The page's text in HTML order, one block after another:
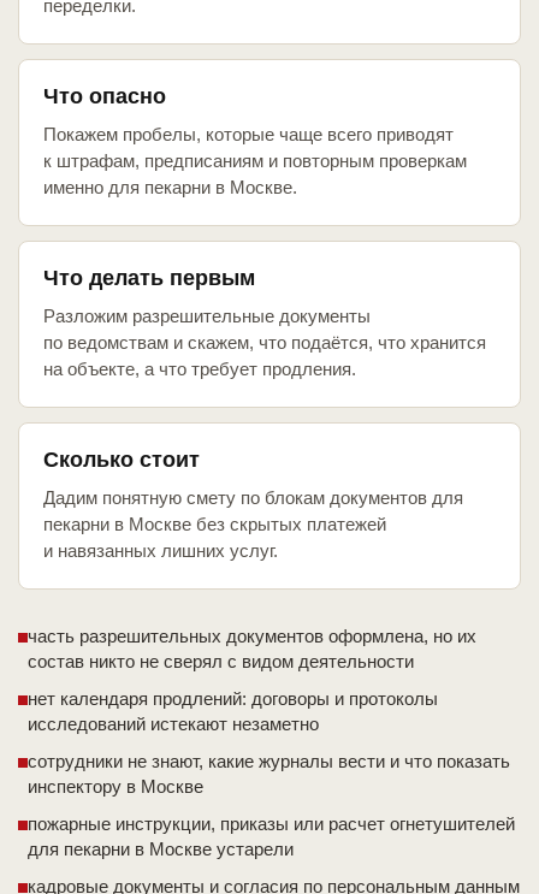
переделки.
Что опасно
Покажем пробелы, которые чаще всего приводят
к штрафам, предписаниям и повторным проверкам
именно для пекарни в Москве.
Что делать первым
Разложим разрешительные документы
по ведомствам и скажем, что подаётся, что хранится
на объекте, а что требует продления.
Сколько стоит
Дадим понятную смету по блокам документов для
пекарни в Москве без скрытых платежей
и навязанных лишних услуг.
часть разрешительных документов оформлена, но их
состав никто не сверял с видом деятельности
нет календаря продлений: договоры и протоколы
исследований истекают незаметно
сотрудники не знают, какие журналы вести и что показать
инспектору в Москве
пожарные инструкции, приказы или расчет огнетушителей
для пекарни в Москве устарели
кадровые документы и согласия по персональным данным